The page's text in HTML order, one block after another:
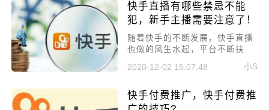
快手，那快手企业认证有什么好
处，认证流程是怎样的?
快手直播有哪些禁忌不能
犯，新手主播需要注意了！
随着快手的不断发展，快手直播
也做的风生水起，平台不断扶
持，越来越多的新人主播加入进
来，但也是因为新人主播，所以
天就来给大家讲讲快手直播有哪
些禁忌不能犯，新手主播需要注
2020-12-02 15:07:48 小S
快手付费推广，快手付费推